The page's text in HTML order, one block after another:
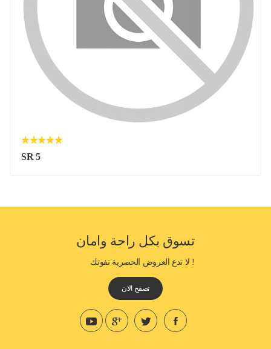
SR 5
تسوق بكل راحة وامان
! لا تدع العروض الحصرية تفوتك
تصفح الان